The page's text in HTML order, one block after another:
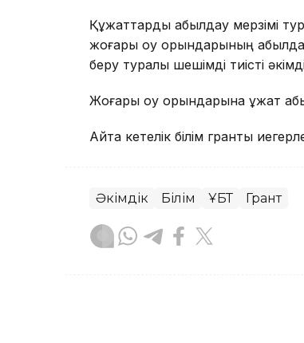
Құжаттарды қабылдау мерзімі
жоғары оқу орындарының
беру туралы шешімді тиісті
Жоғары оқу орындарына құжат
Айта кетелік білім гранты
Әкімдік Білім ҰБТ Грант